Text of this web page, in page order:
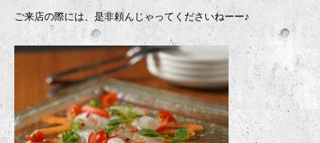
ご来店の際には、是非頼んじゃってくださいねーー♪